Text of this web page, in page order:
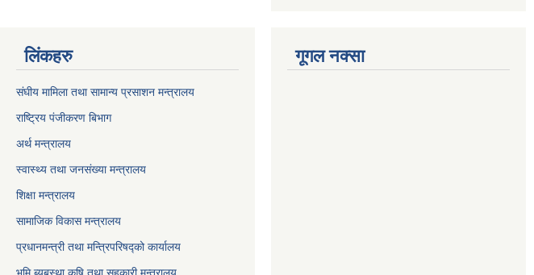
लिंकहरु
संघीय मामिला तथा सामान्य प्रसाशन मन्त्रालय
राष्ट्रिय पंजीकरण बिभाग
अर्थ मन्त्रालय
स्वास्थ्य तथा जनसंख्या मन्त्रालय
शिक्षा मन्त्रालय
सामाजिक विकास मन्त्रालय
प्रधानमन्त्री तथा मन्त्रिपरिषद्को कार्यालय
गूगल नक्सा